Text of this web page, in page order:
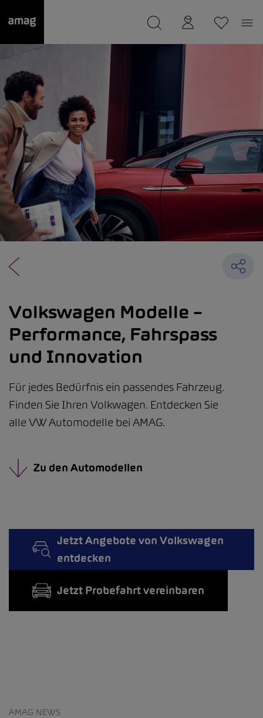
wurde als Ihre Garage gespeichert.
Volkswagen Modelle –
Performance, Fahrspass
und Innovation
Für jedes Bedürfnis ein passendes Fahrzeug.
Finden Sie Ihren Volkwagen. Entdecken Sie
alle VW Automodelle bei AMAG.
Zu den Automodellen
Jetzt Angebote von Volkswagen
entdecken
Jetzt Probefahrt vereinbaren
AMAG NEWS